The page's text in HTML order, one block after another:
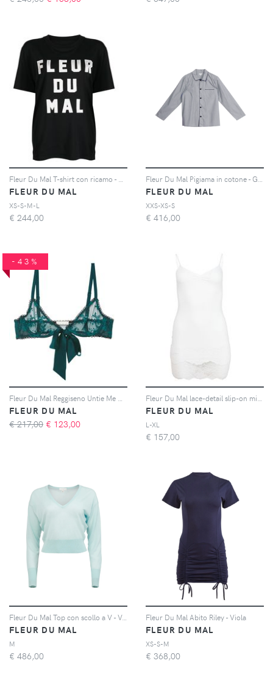
FLEUR DU MAL
XS-S-M-L
€ 244,00
FLEUR DU MAL
XXS-XS-S
€ 416,00
-43%
FLEUR DU MAL
€ 217,00 € 123,00
FLEUR DU MAL
L-XL
€ 157,00
Fleur Du Mal Top con scollo a V - Verde
FLEUR DU MAL
M
€ 486,00
Fleur Du Mal Abito Riley - Viola
FLEUR DU MAL
XS-S-M
€ 368,00